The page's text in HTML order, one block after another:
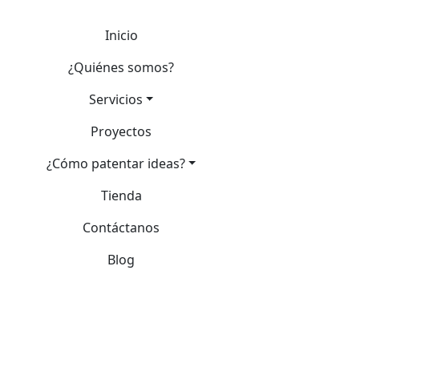
Inicio
¿Quiénes somos?
Servicios
Proyectos
¿Cómo patentar ideas?
Tienda
Contáctanos
Blog